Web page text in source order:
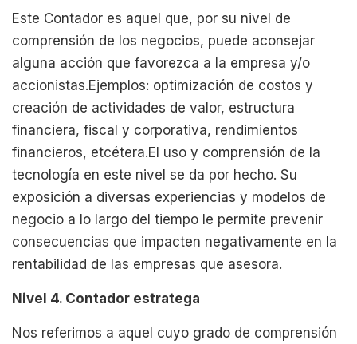
Este Contador es aquel que, por su nivel de
comprensión de los negocios, puede aconsejar
alguna acción que favorezca a la empresa y/o
accionistas.Ejemplos: optimización de costos y
creación de actividades de valor, estructura
financiera, fiscal y corporativa, rendimientos
financieros, etcétera.El uso y comprensión de la
tecnología en este nivel se da por hecho. Su
exposición a diversas experiencias y modelos de
negocio a lo largo del tiempo le permite prevenir
consecuencias que impacten negativamente en la
rentabilidad de las empresas que asesora.
Nivel 4. Contador estratega
Nos referimos a aquel cuyo grado de comprensión